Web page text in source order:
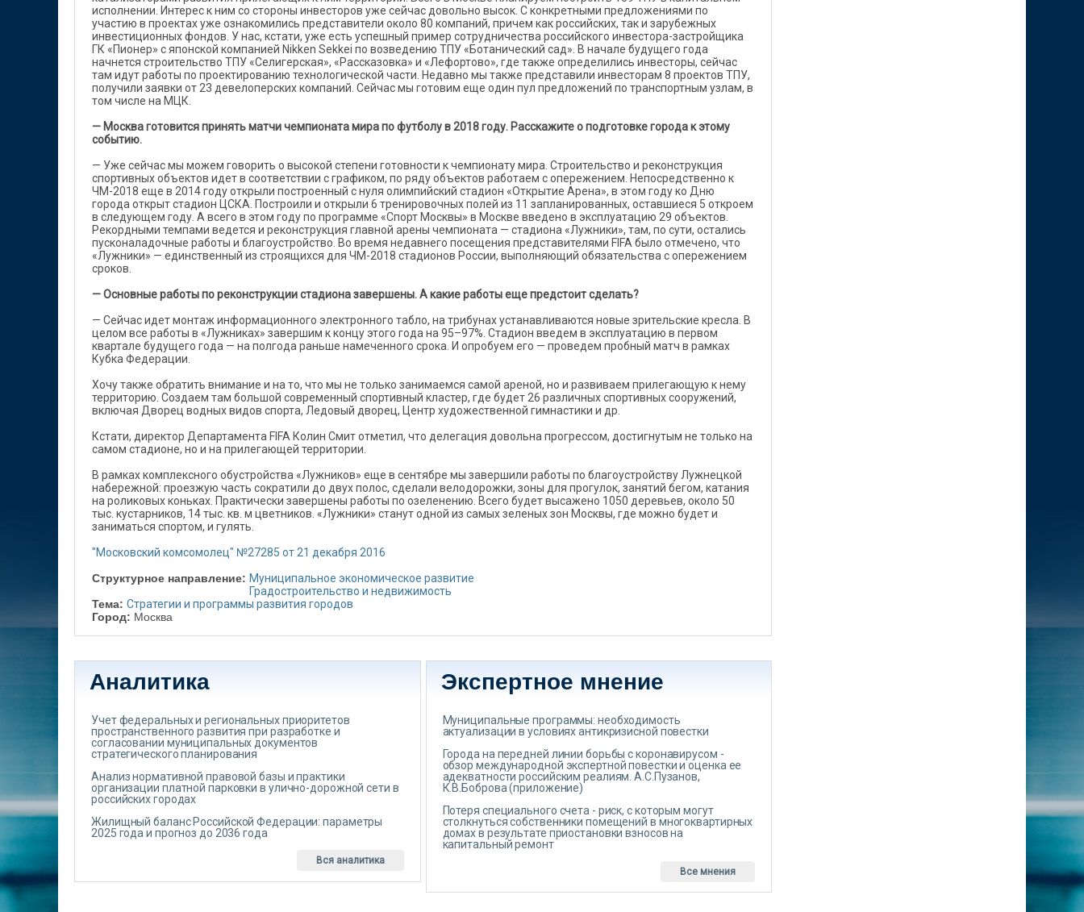
исполнении. Интерес к ним со стороны инвесторов уже сейчас довольно высок. С конкретными предложениями по
участию в проектах уже ознакомились представители около 80 компаний, причем как российских, так и зарубежных
инвестиционных фондов. У нас, кстати, уже есть успешный пример сотрудничества российского инвестора-застройщика
ГК «Пионер» с японской компанией Nikken Sekkei по возведению ТПУ «Ботанический сад». В начале будущего года
начнется строительство ТПУ «Селигерская», «Рассказовка» и «Лефортово», где также определились инвесторы, сейчас
там идут работы по проектированию технологической части. Недавно мы также представили инвесторам 8 проектов ТПУ,
получили заявки от 23 девелоперских компаний. Сейчас мы готовим еще один пул предложений по транспортным узлам, в
том числе на МЦК.
— Москва готовится принять матчи чемпионата мира по футболу в 2018 году. Расскажите о подготовке города к этому
событию.
— Уже сейчас мы можем говорить о высокой степени готовности к чемпионату мира. Строительство и реконструкция
спортивных объектов идет в соответствии с графиком, по ряду объектов работаем с опережением. Непосредственно к
ЧМ-2018 еще в 2014 году открыли построенный с нуля олимпийский стадион «Открытие Арена», в этом году ко Дню
города открыт стадион ЦСКА. Построили и открыли 6 тренировочных полей из 11 запланированных, оставшиеся 5 откроем
в следующем году. А всего в этом году по программе «Спорт Москвы» в Москве введено в эксплуатацию 29 объектов.
Рекордными темпами ведется и реконструкция главной арены чемпионата — стадиона «Лужники», там, по сути, остались
пусконаладочные работы и благоустройство. Во время недавнего посещения представителями FIFA было отмечено, что
«Лужники» — единственный из строящихся для ЧМ-2018 стадионов России, выполняющий обязательства с опережением
сроков.
— Основные работы по реконструкции стадиона завершены. А какие работы еще предстоит сделать?
— Сейчас идет монтаж информационного электронного табло, на трибунах устанавливаются новые зрительские кресла. В
целом все работы в «Лужниках» завершим к концу этого года на 95–97%. Стадион введем в эксплуатацию в первом
квартале будущего года — на полгода раньше намеченного срока. И опробуем его — проведем пробный матч в рамках
Кубка Федерации.
Хочу также обратить внимание и на то, что мы не только занимаемся самой ареной, но и развиваем прилегающую к нему
территорию. Создаем там большой современный спортивный кластер, где будет 26 различных спортивных сооружений,
включая Дворец водных видов спорта, Ледовый дворец, Центр художественной гимнастики и др.
Кстати, директор Департамента FIFA Колин Смит отметил, что делегация довольна прогрессом, достигнутым не только на
самом стадионе, но и на прилегающей территории.
В рамках комплексного обустройства «Лужников» еще в сентябре мы завершили работы по благоустройству Лужнецкой
набережной: проезжую часть сократили до двух полос, сделали велодорожки, зоны для прогулок, занятий бегом, катания
на роликовых коньках. Практически завершены работы по озеленению. Всего будет высажено 1050 деревьев, около 50
тыс. кустарников, 14 тыс. кв. м цветников. «Лужники» станут одной из самых зеленых зон Москвы, где можно будет и
заниматься спортом, и гулять.
"Московский комсомолец" №27285 от 21 декабря 2016
Структурное направление: Муниципальное экономическое развитие
Градостроительство и недвижимость
Тема: Стратегии и программы развития городов
Город: Москва
Аналитика
Учет федеральных и региональных приоритетов
пространственного развития при разработке и
согласовании муниципальных документов
стратегического планирования
Анализ нормативной правовой базы и практики
организации платной парковки в улично-дорожной сети в
российских городах
Жилищный баланс Российской Федерации: параметры
2025 года и прогноз до 2036 года
Вся аналитика
Экспертное мнение
Муниципальные программы: необходимость
актуализации в условиях антикризисной повестки
Города на передней линии борьбы с коронавирусом -
обзор международной экспертной повестки и оценка ее
адекватности российским реалиям. А.С.Пузанов,
К.В.Боброва (приложение)
Потеря специального счета - риск, с которым могут
столкнуться собственники помещений в многоквартирных
домах в результате приостановки взносов на
капитальный ремонт
Все мнения